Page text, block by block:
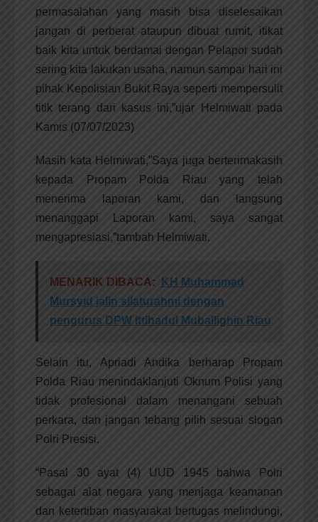
permasalahan yang masih bisa diselesaikan
jangan di perberat ataupun dibuat rumit, itikat
baik kita untuk berdamai dengan Pelapor sudah
sering kita lakukan usaha, namun sampai hari ini
pihak Kepolisian Bukit Raya seperti mempersulit
titik terang dari kasus ini,”ujar Helmiwati pada
Kamis (07/07/2023)
Masih kata Helmiwati,”Saya juga berterimakasih
kepada Propam Polda Riau yang telah
menerima laporan kami, dan langsung
menanggapi Laporan kami, saya sangat
mengapresiasi,”tambah Helmiwati.
MENARIK DIBACA:
KH Muhammad
Mursyid jalin silaturahmi dengan
pengurus DPW Ittihadul Muballighin Riau
Selain itu, Apriadi Andika berharap Propam
Polda Riau menindaklanjuti Oknum Polisi yang
tidak profesional dalam menangani sebuah
perkara, dan jangan tebang pilih sesuai slogan
Polri Presisi.
“Pasal 30 ayat (4) UUD 1945 bahwa Polri
sebagai alat negara yang menjaga keamanan
dan ketertiban masyarakat bertugas melindungi,